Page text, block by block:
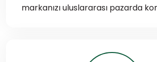
markanızı uluslararası pazarda